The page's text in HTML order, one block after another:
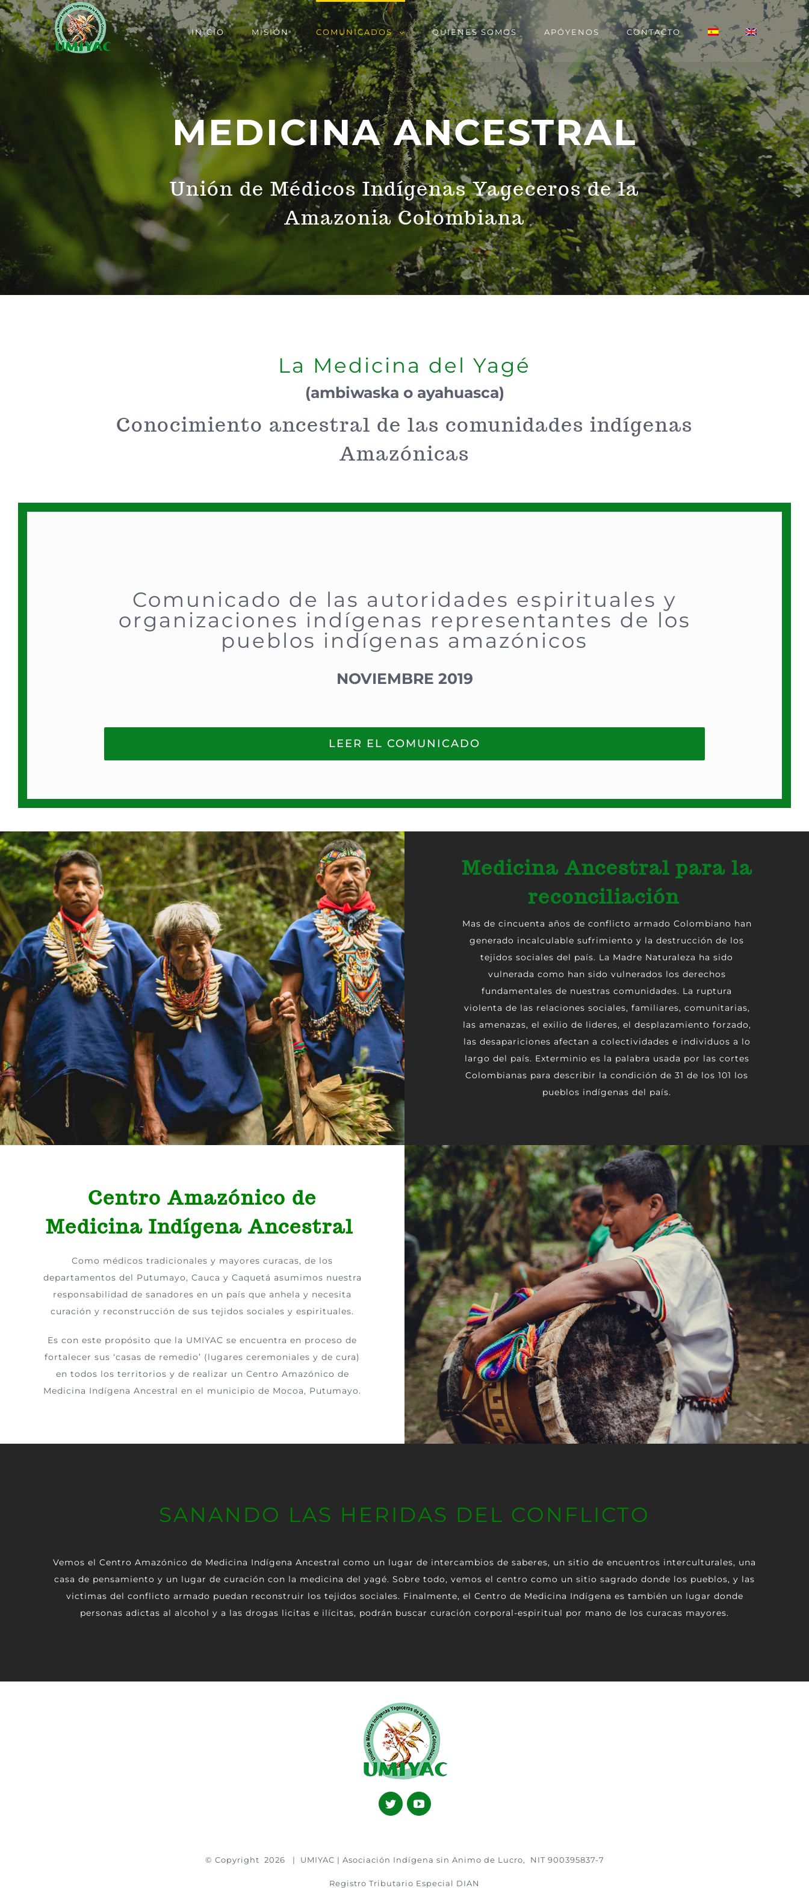
INICIO MISIÓN COMUNICADOS QUIENES SOMOS APÓYENOS CONTACTO
MEDICINA ANCESTRAL
Unión de Médicos Indígenas Yageceros de la
Amazonia Colombiana
La Medicina del Yagé
(ambiwaska o ayahuasca)
Conocimiento ancestral de las comunidades indígenas
Amazónicas
Comunicado de las autoridades espirituales y
organizaciones indígenas representantes de los
pueblos indígenas amazónicos
NOVIEMBRE 2019
LEER EL COMUNICADO
Medicina Ancestral para la
reconciliación
Mas de cincuenta años de conflicto armado Colombiano han
generado incalculable sufrimiento y la destrucción de los
tejidos sociales del país. La Madre Naturaleza ha sido
vulnerada como han sido vulnerados los derechos
fundamentales de nuestras comunidades. La ruptura
violenta de las relaciones sociales, familiares, comunitarias,
las amenazas, el exilio de lideres, el desplazamiento forzado,
las desapariciones afectan a colectividades e individuos a lo
largo del país. Exterminio es la palabra usada por las cortes
Colombianas para describir la condición de 31 de los 101 los
pueblos indígenas del país.
Centro Amazónico de
Medicina Indígena Ancestral
Como médicos tradicionales y mayores curacas, de los
departamentos del Putumayo, Cauca y Caquetá asumimos nuestra
responsabilidad de sanadores en un país que anhela y necesita
curación y reconstrucción de sus tejidos sociales y espirituales.
Es con este propósito que la UMIYAC se encuentra en proceso de
fortalecer sus ‘casas de remedio’ (lugares ceremoniales y de cura)
en todos los territorios y de realizar un Centro Amazónico de
Medicina Indígena Ancestral en el municipio de Mocoa, Putumayo.
SANANDO LAS HERIDAS DEL CONFLICTO
Vemos el Centro Amazónico de Medicina Indígena Ancestral como un lugar de intercambios de saberes, un sitio de encuentros interculturales, una
casa de pensamiento y un lugar de curación con la medicina del yagé. Sobre todo, vemos el centro como un sitio sagrado donde los pueblos, y las
victimas del conflicto armado puedan reconstruir los tejidos sociales. Finalmente, el Centro de Medicina Indígena es también un lugar donde
personas adictas al alcohol y a las drogas licitas e ilícitas, podrán buscar curación corporal-espiritual por mano de los curacas mayores.
© Copyright 2026 | UMIYAC | Asociación Indígena sin Animo de Lucro, NIT 900395837-7
Registro Tributario Especial DIAN